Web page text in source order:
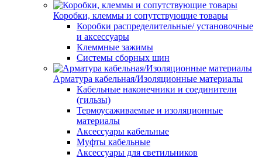
Коробки, клеммы и сопутствующие товары
Коробки распределительные/ установочные
и аксессуары
Клеммные зажимы
Системы сборных шин
Арматура кабельная/Изоляционные материалы
Кабельные наконечники и соединители
(гильзы)
Термоусаживаемые и изоляционные
материалы
Аксессуары кабельные
Муфты кабельные
Аксессуары для светильников